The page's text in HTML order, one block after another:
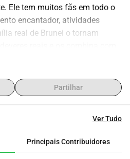
Ele tem muitos fãs em todo o
encantador, atividades
real de Brunei o tornam
realmente deseja, ser livre
e ganhar novas
No entanto, isso exige que
Partilhar
Ver Tudo
Principais Contribuidores